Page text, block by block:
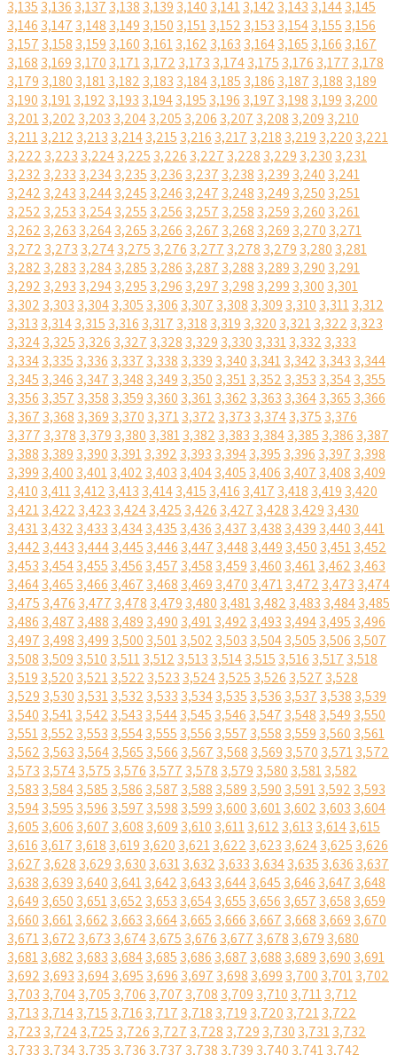
3,135 3,136 3,137 3,138 3,139 3,140 3,1413,142 3,143 3,1443,145
3,146 3,147 3,148 3,149 3,150 3,1513,152 3,153 3,1543,155 3,156
3,157 3,158 3,159 3,160 3,1613,162 3,163 3,1643,165 3,166 3,167
3,168 3,169 3,170 3,1713,172 3,173 3,1743,175 3,176 3,177 3,178
3,179 3,180 3,1813,182 3,183 3,1843,185 3,186 3,187 3,188 3,189
3,190 3,1913,192 3,193 3,1943,195 3,196 3,197 3,198 3,199 3,200
3,2013,202 3,203 3,2043,205 3,206 3,207 3,208 3,209 3,210
3,2113,212 3,213 3,2143,215 3,216 3,217 3,218 3,219 3,220 3,221
3,222 3,223 3,2243,225 3,226 3,227 3,228 3,229 3,230 3,231
3,232 3,233 3,2343,235 3,236 3,237 3,238 3,239 3,240 3,241
3,242 3,243 3,2443,245 3,246 3,247 3,248 3,249 3,250 3,251
3,252 3,253 3,2543,255 3,256 3,257 3,258 3,259 3,260 3,261
3,262 3,263 3,2643,265 3,266 3,267 3,268 3,269 3,270 3,271
3,272 3,273 3,2743,275 3,276 3,277 3,278 3,279 3,280 3,281
3,282 3,283 3,2843,285 3,286 3,287 3,288 3,289 3,290 3,291
3,292 3,293 3,2943,295 3,296 3,297 3,298 3,299 3,300 3,301
3,302 3,303 3,3043,305 3,306 3,307 3,308 3,309 3,310 3,3113,312
3,313 3,3143,315 3,316 3,317 3,318 3,319 3,320 3,3213,322 3,323
3,3243,325 3,326 3,327 3,328 3,329 3,330 3,3313,332 3,333
3,3343,335 3,336 3,337 3,338 3,339 3,340 3,3413,342 3,343 3,344
3,345 3,346 3,347 3,348 3,349 3,350 3,3513,352 3,353 3,3543,355
3,356 3,357 3,358 3,359 3,360 3,3613,362 3,363 3,3643,365 3,366
3,367 3,368 3,369 3,370 3,3713,372 3,373 3,3743,375 3,376
3,377 3,378 3,379 3,380 3,3813,382 3,383 3,3843,385 3,386 3,387
3,388 3,389 3,390 3,3913,392 3,393 3,3943,395 3,396 3,397 3,398
3,399 3,400 3,4013,402 3,403 3,4043,405 3,406 3,407 3,408 3,409
3,410 3,4113,412 3,413 3,4143,415 3,416 3,417 3,418 3,419 3,420
3,4213,422 3,423 3,4243,425 3,426 3,427 3,428 3,429 3,430
3,4313,432 3,433 3,4343,435 3,436 3,437 3,438 3,439 3,440 3,441
3,442 3,443 3,4443,445 3,446 3,447 3,448 3,449 3,450 3,4513,452
3,453 3,4543,455 3,456 3,457 3,458 3,459 3,460 3,4613,462 3,463
3,4643,465 3,466 3,467 3,468 3,469 3,470 3,4713,472 3,473 3,474
3,475 3,476 3,477 3,478 3,479 3,480 3,4813,482 3,483 3,4843,485
3,486 3,487 3,488 3,489 3,490 3,4913,492 3,493 3,4943,495 3,496
3,497 3,498 3,499 3,500 3,5013,502 3,503 3,5043,505 3,506 3,507
3,508 3,509 3,510 3,5113,512 3,513 3,5143,515 3,516 3,517 3,518
3,519 3,520 3,5213,522 3,523 3,5243,525 3,526 3,527 3,528
3,529 3,530 3,5313,532 3,533 3,5343,535 3,536 3,537 3,538 3,539
3,540 3,5413,542 3,543 3,5443,545 3,546 3,547 3,548 3,549 3,550
3,5513,552 3,553 3,5543,555 3,556 3,557 3,558 3,559 3,560 3,561
3,562 3,563 3,5643,565 3,566 3,567 3,568 3,569 3,570 3,5713,572
3,573 3,5743,575 3,576 3,577 3,578 3,579 3,580 3,5813,582
3,583 3,5843,585 3,586 3,587 3,588 3,589 3,590 3,5913,592 3,593
3,5943,595 3,596 3,597 3,598 3,599 3,600 3,6013,602 3,603 3,604
3,605 3,606 3,607 3,608 3,609 3,610 3,6113,612 3,613 3,6143,615
3,616 3,617 3,618 3,619 3,620 3,6213,622 3,623 3,6243,625 3,626
3,627 3,628 3,629 3,630 3,6313,632 3,633 3,6343,635 3,636 3,637
3,638 3,639 3,640 3,6413,642 3,643 3,6443,645 3,646 3,647 3,648
3,649 3,650 3,6513,652 3,653 3,6543,655 3,656 3,657 3,658 3,659
3,660 3,6613,662 3,663 3,6643,665 3,666 3,667 3,668 3,669 3,670
3,6713,672 3,673 3,6743,675 3,676 3,677 3,678 3,679 3,680
3,6813,682 3,683 3,6843,685 3,686 3,687 3,688 3,689 3,690 3,691
3,692 3,693 3,6943,695 3,696 3,697 3,698 3,699 3,700 3,7013,702
3,703 3,7043,705 3,706 3,707 3,708 3,709 3,710 3,7113,712
3,713 3,7143,715 3,716 3,717 3,718 3,719 3,720 3,7213,722
3,723 3,7243,725 3,726 3,727 3,728 3,729 3,730 3,7313,732
3,733 3,7343,735 3,736 3,737 3,738 3,739 3,740 3,7413,742